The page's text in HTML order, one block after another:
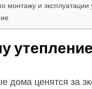
монтажу и
дома ценятся за